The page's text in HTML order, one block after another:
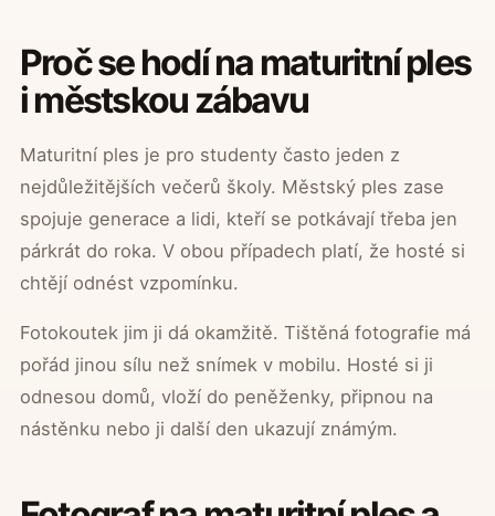
Proč se hodí na maturitní ples
i městskou zábavu
Maturitní ples je pro studenty často jeden z
nejdůležitějších večerů školy. Městský ples zase
spojuje generace a lidi, kteří se potkávají třeba jen
párkrát do roka. V obou případech platí, že hosté si
chtějí odnést vzpomínku.
Fotokoutek jim ji dá okamžitě. Tištěná fotografie má
pořád jinou sílu než snímek v mobilu. Hosté si ji
odnesou domů, vloží do peněženky, připnou na
nástěnku nebo ji další den ukazují známým.